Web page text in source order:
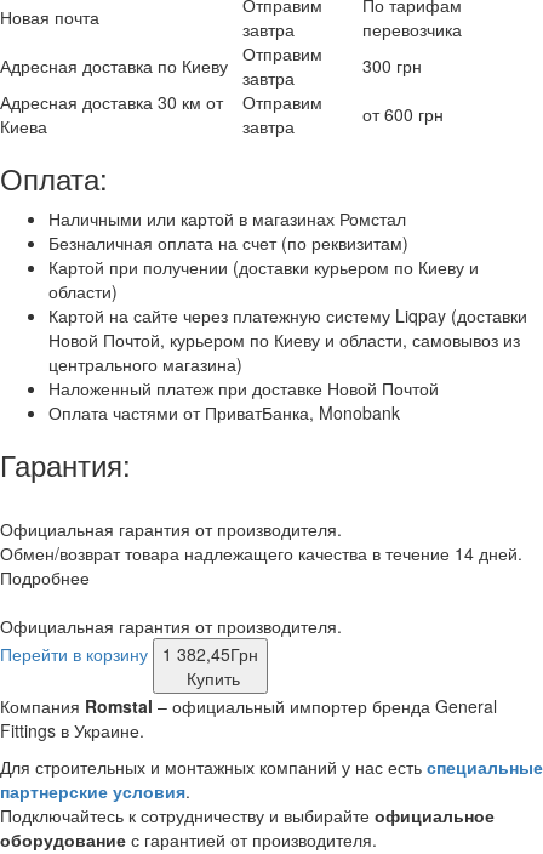
Новая почта
Отправим
завтра
По тарифам
перевозчика
Адресная доставка по Киеву Отправим
завтра
300 грн
Адресная доставка 30 км от
Киева
Отправим
завтра
от 600 грн
Оплата:
Наличными или картой в магазинах Ромстал
Безналичная оплата на счет (по реквизитам)
Картой при получении (доставки курьером по Киеву и
области)
Картой на сайте через платежную систему Liqpay (доставки
Новой Почтой, курьером по Киеву и области, самовывоз из
центрального магазина)
Наложенный платеж при доставке Новой Почтой
Оплата частями от ПриватБанка, Monobank
Гарантия:
Официальная гарантия от производителя.
Обмен/возврат товара надлежащего качества в течение 14 дней.
Подробнее
Официальная гарантия от производителя.
Перейти в корзину
1 382,45Грн
Купить
Компания Romstal – официальный импортер бренда General
Fittings в Украине.
Для строительных и монтажных компаний у нас есть специальные
партнерские условия.
Подключайтесь к сотрудничеству и выбирайте официальное
оборудование с гарантией от производителя.